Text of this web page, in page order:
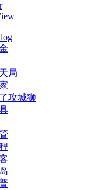
局
攻城狮